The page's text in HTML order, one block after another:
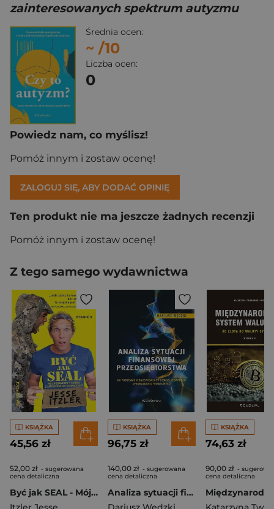
zainteresowanych spektrum autyzmu
Średnia ocen:
~ /10
Liczba ocen:
0
Powiedz nam, co myślisz!
Pomóż innym i zostaw ocenę!
ZALOGUJ SIĘ, ABY DODAĆ OPINIĘ
Ten produkt nie ma jeszcze żadnych recenzji
Pomóż innym i zostaw ocenę!
Z tego samego wydawnictwa
KSIĄŻKA
45,56 zł
52,00 zł - sugerowana
cena detaliczna
Być jak SEAL - Mój niesamowity miesiąc z amerykańskim komandosem (wyd. II
KSIĄŻKA
96,75 zł
140,00 zł - sugerowana
cena detaliczna
Analiza sytuacji finansowej przedsiębiorstwa na podstawie jednostkowego i skonsolidowanego sprawozda
KSIĄŻKA
74,63 zł
90,00 zł -
cena detaliczna